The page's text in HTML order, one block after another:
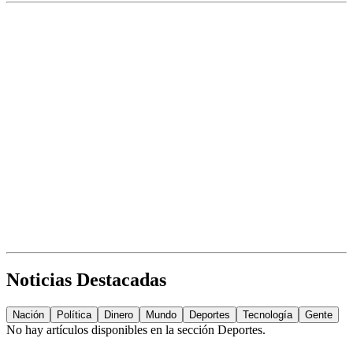
Noticias Destacadas
Nación Política Dinero Mundo Deportes Tecnología Gente
No hay artículos disponibles en la sección Deportes.